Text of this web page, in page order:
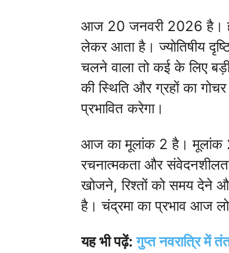
आज 20 जनवरी 2026 है।
लेकर आता है। ज्योतिषीय
चलने वाला तो कई के लिए
की स्थिति और ग्रहों का
प्रभावित करेगा।
आज का मूलांक 2 है। मूलांक 2
रचनात्मकता और
खोजने, रिश्तों को समय देने
है। चंद्रमा का प्रभाव आज
यह भी पढ़ें:गुप्त नवरात्रि में